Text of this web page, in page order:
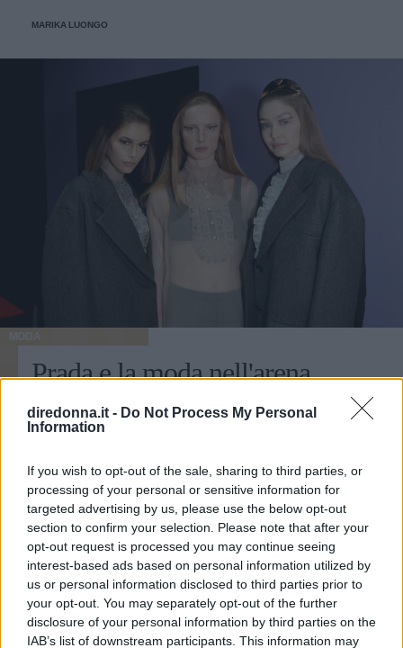
diredonna.it - Do Not Process My Personal
Information
If you wish to opt-out of the sale, sharing to third parties, or
processing of your personal or sensitive information for
targeted advertising by us, please use the below opt-out
section to confirm your selection. Please note that after your
opt-out request is processed you may continue seeing
interest-based ads based on personal information utilized by
us or personal information disclosed to third parties prior to
your opt-out. You may separately opt-out of the further
disclosure of your personal information by third parties on the
IAB’s list of downstream participants. This information may
MARIKA LUONGO
MODA
Prada e la moda nell'arena
Al Deposito della Fondazione Prada la moda della maison
italiana scende nell'arena, tra materiali ecosostenibili e tagli